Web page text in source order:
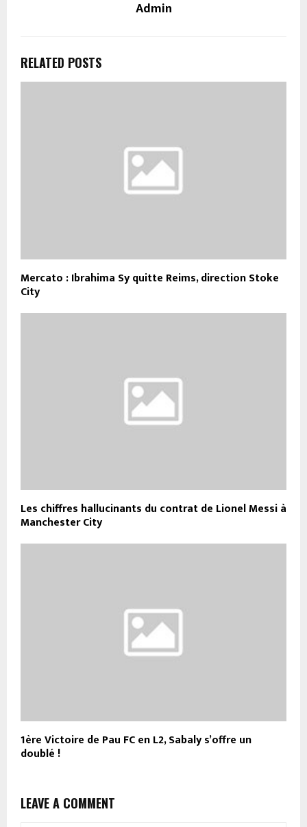
Admin
RELATED POSTS
Mercato : Ibrahima Sy quitte Reims, direction Stoke
City
Les chiffres hallucinants du contrat de Lionel Messi à
Manchester City
1ère Victoire de Pau FC en L2, Sabaly s’offre un
doublé !
LEAVE A COMMENT